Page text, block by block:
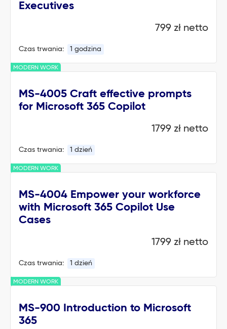
Executives
799 zł netto
Czas trwania: 1 godzina
MODERN WORK
MS-4005 Craft effective prompts
for Microsoft 365 Copilot
1799 zł netto
Czas trwania: 1 dzień
MODERN WORK
MS-4004 Empower your workforce
with Microsoft 365 Copilot Use
Cases
1799 zł netto
Czas trwania: 1 dzień
MODERN WORK
MS-900 Introduction to Microsoft
365